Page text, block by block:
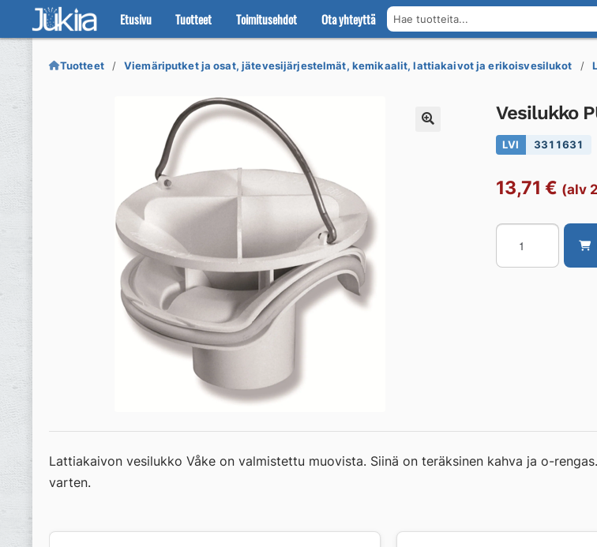
Etusivu Tuotteet Toimitusehdot Ota yhteyttä Hae tuotteita...
Siirry
navigointiin
Siirry
sisältöön
Tuotteet Viemäriputket ja osat, jätevesijärjestelmät, kemikaalit, lattiakaivot ja erikoisvesilukot
Vesilukko
LVI 3311631
13,71 € (alv
Vesilukko
PURUS
Våke,
Lattiakaivon vesilukko Våke on valmistettu muovista. Siinä on teräksinen kahva ja o-
varten.